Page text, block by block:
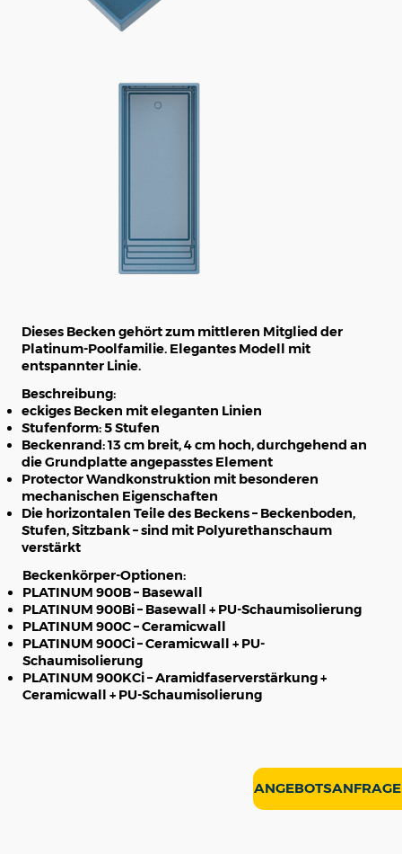
Dieses Becken gehört zum mittleren Mitglied der
Platinum-Poolfamilie. Elegantes Modell mit
entspannter Linie.
Beschreibung:
eckiges Becken mit eleganten Linien
Stufenform: 5 Stufen
Beckenrand: 13 cm breit, 4 cm hoch, durchgehend an
die Grundplatte angepasstes Element
Protector Wandkonstruktion mit besonderen
mechanischen Eigenschaften
Die horizontalen Teile des Beckens – Beckenboden,
Stufen, Sitzbank – sind mit Polyurethanschaum
verstärkt
Beckenkörper-Optionen:
PLATINUM 900B – Basewall
PLATINUM 900Bi – Basewall + PU-Schaumisolierung
PLATINUM 900C – Ceramicwall
PLATINUM 900Ci – Ceramicwall + PU-
Schaumisolierung
PLATINUM 900KCi – Aramidfaserverstärkung +
Ceramicwall + PU-Schaumisolierung
ANGEBOTSANFRAGE